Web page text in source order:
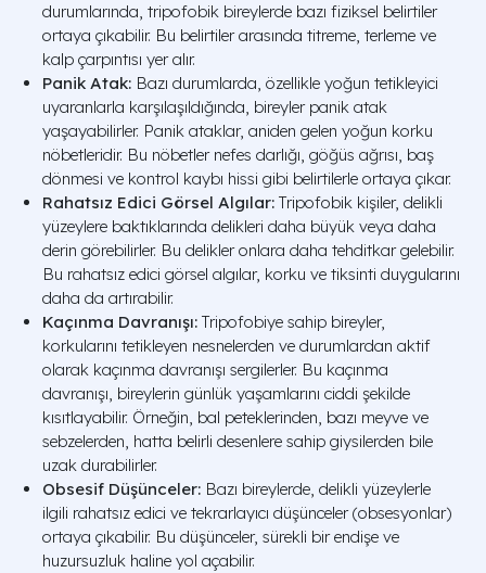
durumlarında, tripofobik bireylerde bazı fiziksel belirtiler
ortaya çıkabilir. Bu belirtiler arasında titreme, terleme ve
kalp çarpıntısı yer alır.
Panik Atak: Bazı durumlarda, özellikle yoğun tetikleyici
uyaranlarla karşılaşıldığında, bireyler panik atak
yaşayabilirler. Panik ataklar, aniden gelen yoğun korku
nöbetleridir. Bu nöbetler nefes darlığı, göğüs ağrısı, baş
dönmesi ve kontrol kaybı hissi gibi belirtilerle ortaya çıkar.
Rahatsız Edici Görsel Algılar: Tripofobik kişiler, delikli
yüzeylere baktıklarında delikleri daha büyük veya daha
derin görebilirler. Bu delikler onlara daha tehditkar gelebilir.
Bu rahatsız edici görsel algılar, korku ve tiksinti duygularını
daha da artırabilir.
Kaçınma Davranışı: Tripofobiye sahip bireyler,
korkularını tetikleyen nesnelerden ve durumlardan aktif
olarak kaçınma davranışı sergilerler. Bu kaçınma
davranışı, bireylerin günlük yaşamlarını ciddi şekilde
kısıtlayabilir. Örneğin, bal peteklerinden, bazı meyve ve
sebzelerden, hatta belirli desenlere sahip giysilerden bile
uzak durabilirler.
Obsesif Düşünceler: Bazı bireylerde, delikli yüzeylerle
ilgili rahatsız edici ve tekrarlayıcı düşünceler (obsesyonlar)
ortaya çıkabilir. Bu düşünceler, sürekli bir endişe ve
huzursuzluk haline yol açabilir.